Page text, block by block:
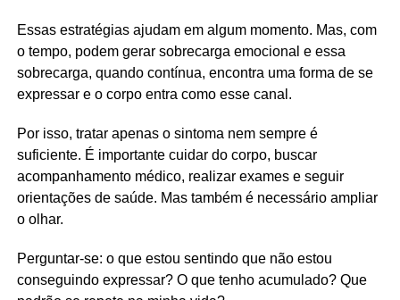
Essas estratégias ajudam em algum momento. Mas, com
o tempo, podem gerar sobrecarga emocional e essa
sobrecarga, quando contínua, encontra uma forma de se
expressar e o corpo entra como esse canal.
Por isso, tratar apenas o sintoma nem sempre é
suficiente. É importante cuidar do corpo, buscar
acompanhamento médico, realizar exames e seguir
orientações de saúde. Mas também é necessário ampliar
o olhar.
Perguntar-se: o que estou sentindo que não estou
conseguindo expressar? O que tenho acumulado? Que